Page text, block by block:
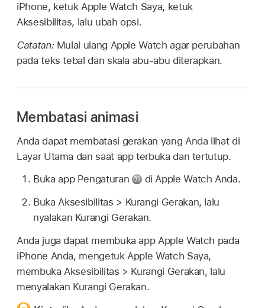
iPhone, ketuk Apple Watch Saya, ketuk
Aksesibilitas, lalu ubah opsi.
Catatan: Mulai ulang Apple Watch agar perubahan
pada teks tebal dan skala abu-abu diterapkan.
Membatasi animasi
Anda dapat membatasi gerakan yang Anda lihat di
Layar Utama dan saat app terbuka dan tertutup.
Buka app Pengaturan
di Apple Watch Anda.
Buka Aksesibilitas > Kurangi Gerakan, lalu
nyalakan Kurangi Gerakan.
Anda juga dapat membuka app Apple Watch pada
iPhone Anda, mengetuk Apple Watch Saya,
membuka Aksesibilitas > Kurangi Gerakan, lalu
menyalakan Kurangi Gerakan.